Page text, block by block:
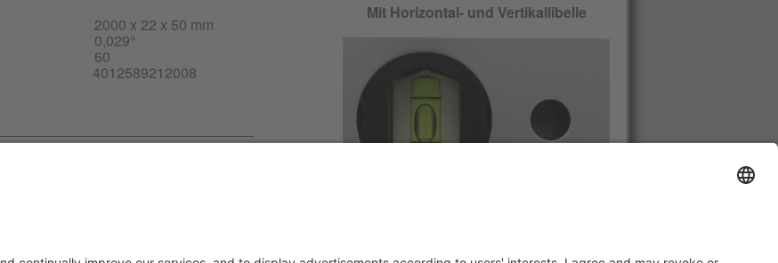
2000 x 22 x 50 mm
0,029°
60
4012589212008
Mit Horizontal- und Vertikallibelle